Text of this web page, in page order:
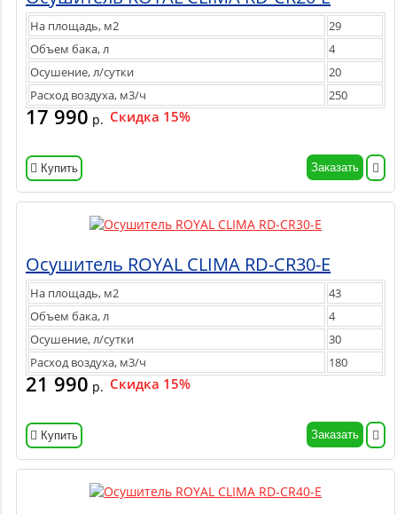
На площадь, м2
29
Объем бака, л
4
Осушение, л/сутки
20
Расход воздуха, м3/ч
250
17 990 р. Скидка 15%
Купить Заказать
Осушитель ROYAL CLIMA RD-CR30-E
На площадь, м2
43
Объем бака, л
4
Осушение, л/сутки
30
Расход воздуха, м3/ч
180
21 990 р. Скидка 15%
Купить Заказать